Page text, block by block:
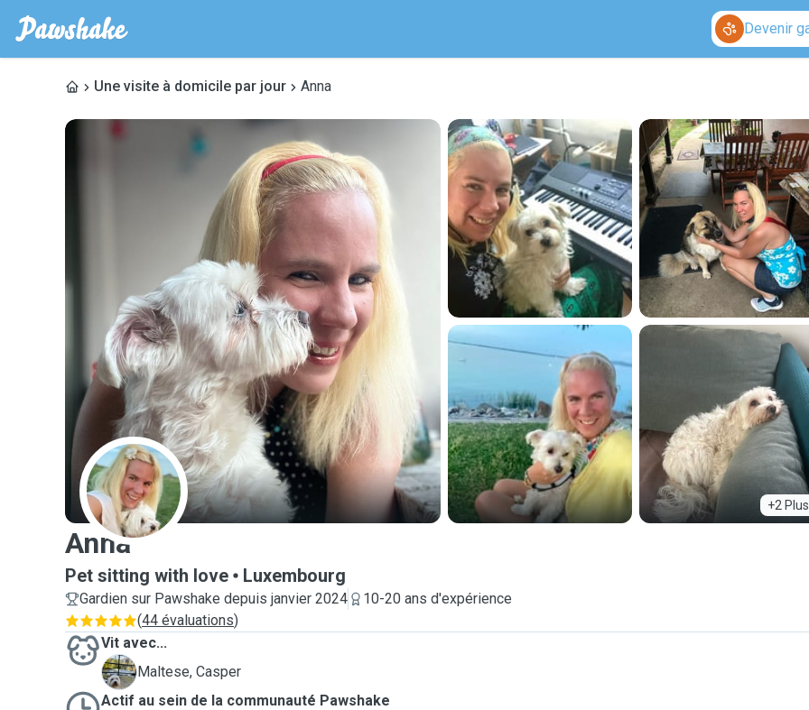
Devenir
Une visite à domicile par jour Anna
+2 Plus
A
Anna
Pet sitting with love Luxembourg
Gardien sur Pawshake depuis janvier 2024
10-20 ans d'expérience
(44 évaluations)
Vit avec...
C
Maltese, Casper
Actif au sein de la communauté Pawshake